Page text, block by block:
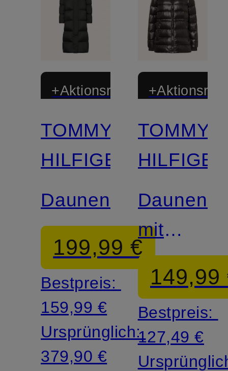
+Aktionsrabatt
TOMMY
HILFIGER
Daunenmantel
199,99 €
Bestpreis:
159,99 €
Ursprünglich:
379,90 €
TOMMY
mit
Kapuze
149,99
Bestpreis:
127,49 €